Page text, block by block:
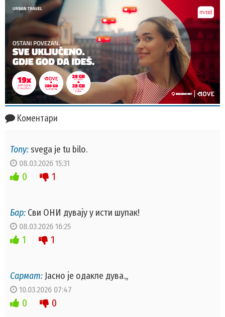
Коментари
Tony:svega je tu bilo.
08.03.2026 15:31
0 1
Бар: Сви ОНИ дувају у исти шупак!
08.03.2026 16:25
1 1
Сармат: Јасно је одакле дува.,,
10.03.2026 07:47
0 0